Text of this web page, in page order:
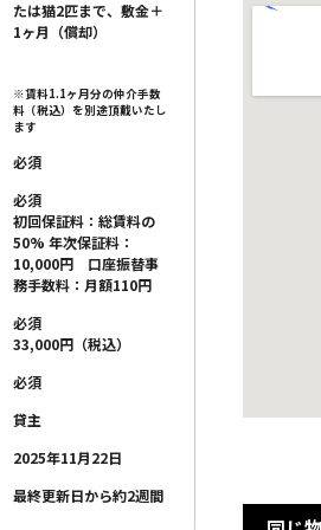
たは猫2匹まで、敷金＋
1ヶ月（償却）
※賃料1.1ヶ月分の仲介手数
料（税込）を別途頂戴いたし
ます
必須
必須
初回保証料：総賃料の
50% 年次保証料：
10,000円 口座振替事
務手数料：月額110円
必須
33,000円（税込）
必須
貸主
2025年11月22日
最終更新日から約2週間